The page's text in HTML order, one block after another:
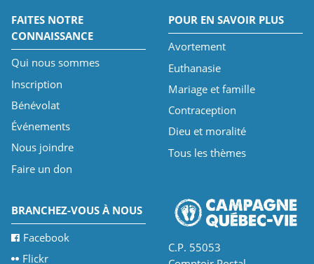
FAITES NOTRE
CONNAISSANCE
Qui nous sommes
Inscription
Bénévolat
Événements
Nous joindre
Faire un don
POUR EN SAVOIR PLUS
Avortement
Euthanasie
Mariage et famille
Contraception
Dieu et moralité
Tous les thèmes
BRANCHEZ-VOUS À NOUS
Facebook
Flickr
C.P. 55053